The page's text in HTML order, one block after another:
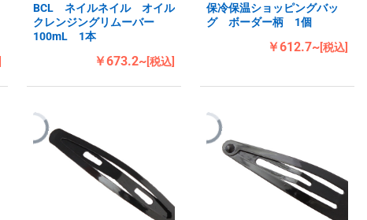
BCL ネイルネイル オイル
クレンジングリムーバー
100mL 1本
￥673.2~[税込]
保冷保温ショッピングバッ
グ ボーダー柄 1個
￥612.7~[税込]